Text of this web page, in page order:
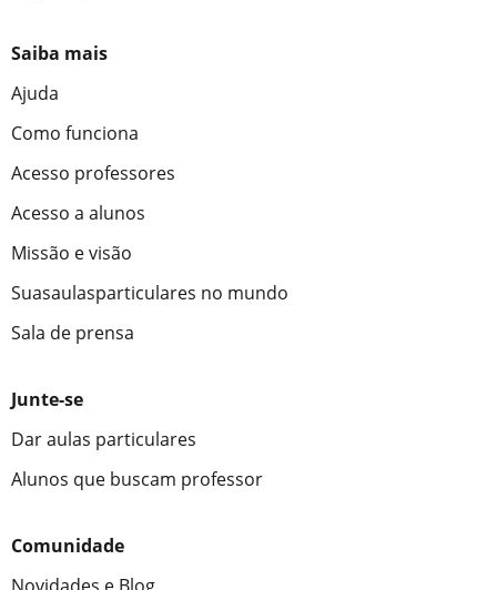
Saiba mais
Ajuda
Como funciona
Acesso professores
Acesso a alunos
Missão e visão
Suasaulasparticulares no mundo
Sala de prensa
Junte-se
Dar aulas particulares
Alunos que buscam professor
Comunidade